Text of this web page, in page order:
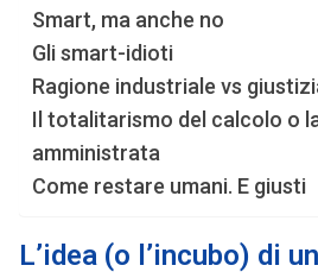
Smart, ma anche no
Gli smart-idioti
Ragione industriale vs
Il totalitarismo del calcolo o
amministrata
Come restare umani. E giusti
L’idea (o l’incubo) di